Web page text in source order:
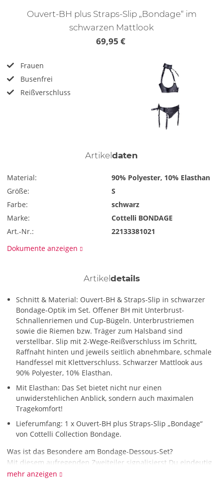
Ouvert-BH plus Straps-Slip „Bondage“ im
schwarzen Mattlook
69,95 €
Frauen
Busenfrei
Reißverschluss
Artikeldaten
Material:
90% Polyester, 10% Elasthan
Größe:
S
Farbe:
schwarz
Marke:
Cottelli BONDAGE
Art.-Nr.:
22133381021
Dokumente anzeigen
Artikeldetails
Schnitt & Material: Ouvert-BH & Straps-Slip in schwarzer
Bondage-Optik im Set. Offener BH mit Unterbrust-
Schnallenriemen und Cup-Bügeln. Unterbrustriemen
sowie die Riemen bzw. Träger zum Halsband sind
verstellbar. Slip mit 2-Wege-Reißverschluss im Schritt,
Raffnaht hinten und jeweils seitlich abnehmbare, schmale
Handfessel mit Klettverschluss. Schwarzer Mattlook aus
90% Polyester, 10% Elasthan.
Mit Elasthan: Das Set bietet nicht nur einen
unwiderstehlichen Anblick, sondern auch maximalen
Tragekomfort!
Lieferumfang: 1 x Ouvert-BH plus Straps-Slip „Bondage“
von Cottelli Collection Bondage.
Was ist das Besondere am Bondage-Dessous-Set?
Mit diesem aufregenden Zweiteiler signalisierst Du eindeutig
fesselnde Absichten. Der Ouvert-BH ist auf Bügel gearbeitet
mehr anzeigen